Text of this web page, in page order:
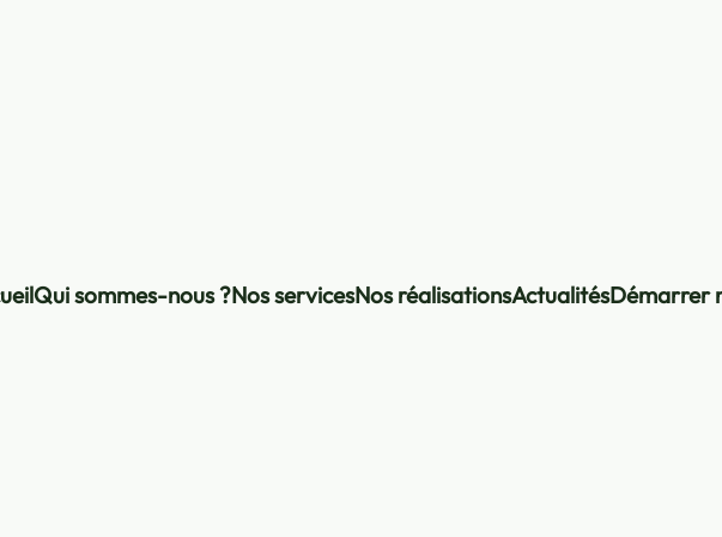
Qui sommes-nous ?Nos servicesNos réalisationsActualitésDémarrer